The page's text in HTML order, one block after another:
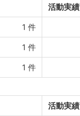
活動実績
1 件
1 件
1 件
活動実績